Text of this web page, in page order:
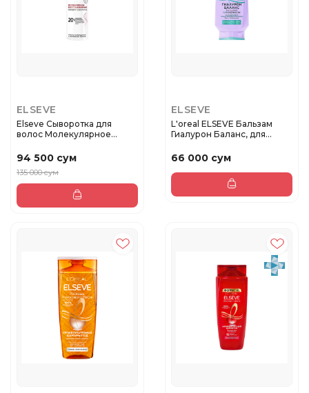
ELSEVE
Elseve Сыворотка для
волос Молекулярное
94 500 сум
135 000 сум
ELSEVE
L'oreal ELSEVE Бальзам
Гиалурон Баланс, для
66 000 сум